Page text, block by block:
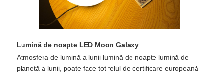
Lumină de noapte LED Moon Galaxy
Atmosfera de lumină a lunii lumină de noapte lumină de
planetă a lunii, poate face tot felul de certificare europeană